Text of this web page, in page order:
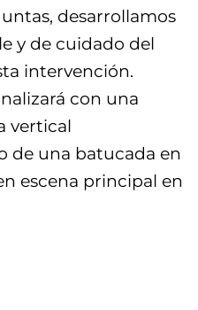
desarrollamos
y de cuidado del
intervención.
con una
vertical
de una batucada en
escena principal en